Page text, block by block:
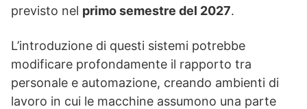
previsto nel primo semestre del 2027.
L’introduzione di questi sistemi potrebbe
modificare profondamente il rapporto tra
personale e automazione, creando ambienti di
lavoro in cui le macchine assumono una parte